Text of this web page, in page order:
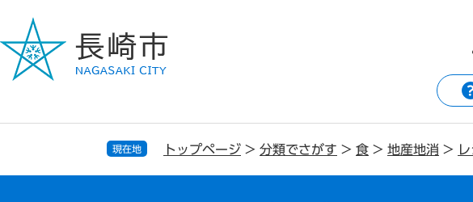
ジ
で
ュ
ば
現在地 トップページ > 分類でさがす > 食 > 地産地消 >